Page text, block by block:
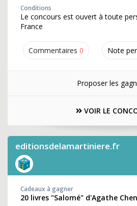
Commentaires 0 Note
Conditions
Le concours est ouvert à toute
France
Proposer les
VOIR LE
editionsdelamartiniere.fr
Cadeaux à gagner
20 livres "Salomé" d'Agathe